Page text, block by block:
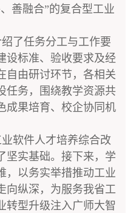
善融合”的复合型工业
了任务分工与工作要
设标准、验收要求及经
自由研讨环节，各相关
任务，围绕教学资源共
成果培育、校企协同机
软件人才培养综合改
坚实基础。接下来，学
，以务实举措推动工业
向纵深，为服务我省工
转型升级注入广师大智